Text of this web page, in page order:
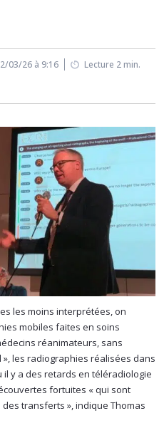
03/26 à 9:16
Lecture 2 min.
les moins interprétées, on
mobiles faites en soins
réanimateurs, sans
les radiographies réalisées dans
y a des retards en téléradiologie
fortuites « qui sont
transferts », indique Thomas